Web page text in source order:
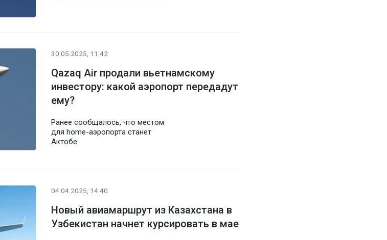
30.05.2025, 11:42
Qazaq Air продали вьетнамскому
инвестору: какой аэропорт передадут
ему?
Ранее сообщалось, что местом
для home-аэропорта станет
Актобе
04.04.2025, 14:40
Новый авиамаршрут из Казахстана в
Узбекистан начнет курсировать в мае